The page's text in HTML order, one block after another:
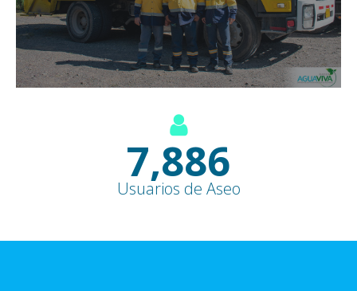
9,100+
Usuarios de Aseo